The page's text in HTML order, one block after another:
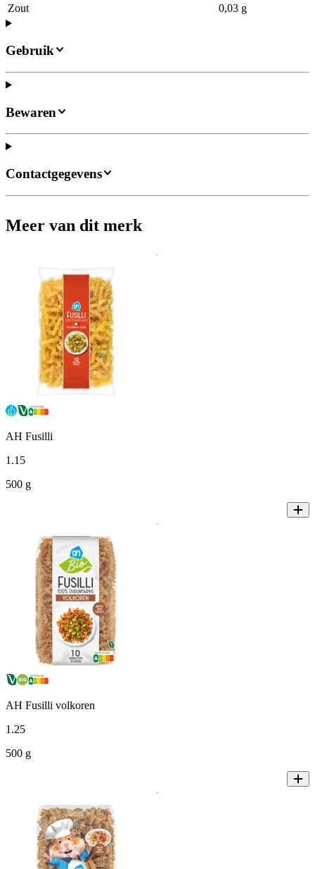
Zout
0,03 g
Gebruik
Bewaren
Contactgegevens
Meer van dit merk
AH Fusilli
1.15
500 g
AH Fusilli volkoren
1.25
500 g